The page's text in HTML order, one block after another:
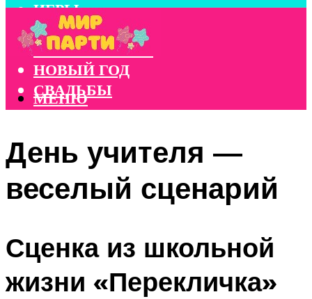
ИГРЫ
КОНКУРСЫ
КОРПОРАТИВЫ
НОВЫЙ ГОД
СВАДЬБЫ
МЕНЮ
День учителя —
веселый сценарий
Сценка из школьной
жизни «Перекличка»